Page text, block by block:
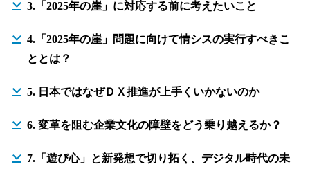
3.「2025年の崖」に対応する前に考えたいこと
4.「2025年の崖」問題に向けて情シスの実行すべきこ
ととは？
5. 日本ではなぜＤＸ推進が上手くいかないのか
6. 変革を阻む企業文化の障壁をどう乗り越えるか？
7.「遊び心」と新発想で切り拓く、デジタル時代の未